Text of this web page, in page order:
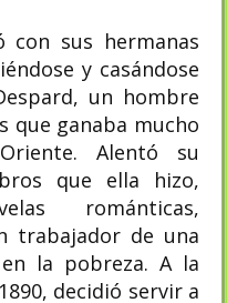
con sus hermanas
y casándose
un hombre
que ganaba mucho
Alentó su
que ella hizo,
románticas,
trabajador de una
la pobreza. A la
decidió servir a